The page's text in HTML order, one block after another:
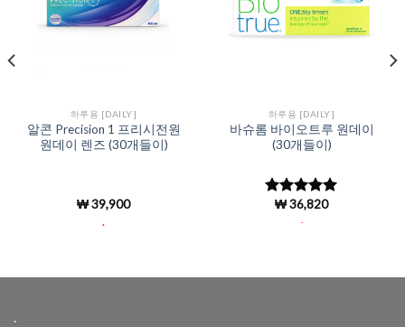
하루용 [DAILY]
알콘 Precision 1 프리시전원
원데이 렌즈 (30개들이)
₩39,900
.
하루용 [DAILY]
바슈롬 바이오트루 원데이
(30개들이)
5 중에서
로 평
₩36,820
.